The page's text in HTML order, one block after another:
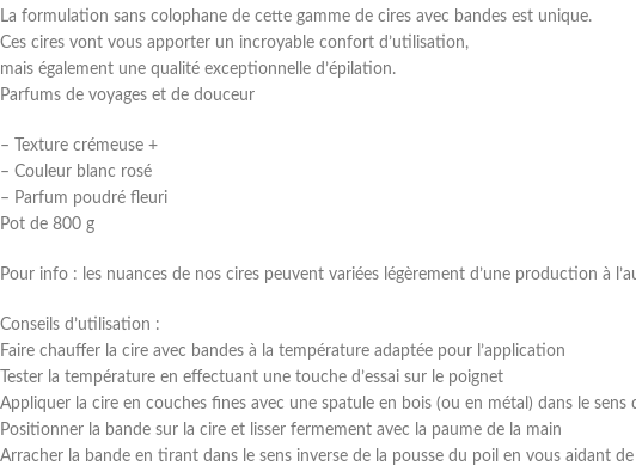
La formulation sans colophane de cette gamme de cires avec bandes est unique.
Ces cires vont vous apporter un incroyable confort d’utilisation,
mais également une qualité exceptionnelle d’épilation.
Parfums de voyages et de douceur
– Texture crémeuse +
– Couleur blanc rosé
– Parfum poudré fleuri
Pot de 800 g
Pour info : les nuances de nos cires peuvent variées légèrement d’une production à
Conseils d’utilisation :
Faire chauffer la cire avec bandes à la température adaptée pour l’application
Tester la température en effectuant une touche d’essai sur le poignet
Appliquer la cire en couches fines avec une spatule en bois (ou en métal) dans le sens
Positionner la bande sur la cire et lisser fermement avec la paume de la main
Arracher la bande en tirant dans le sens inverse de la pousse du poil en vous aidant